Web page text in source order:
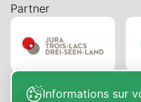
Partner
Informations sur